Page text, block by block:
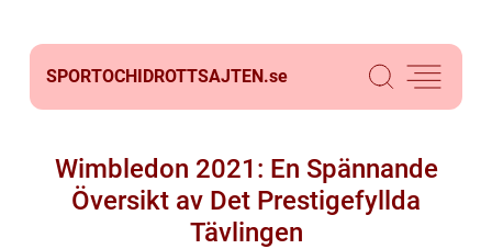
SPORTOCHIDROTTSAJTEN.se
Wimbledon 2021: En Spännande
Översikt av Det Prestigefyllda
Tävlingen